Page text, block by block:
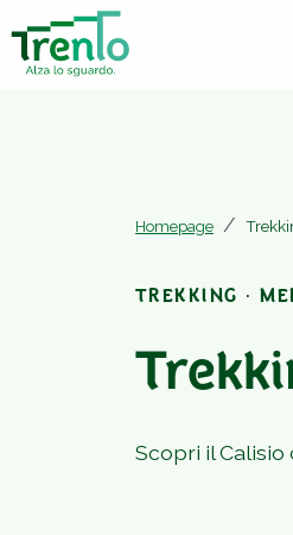
Homepage
TREKKING ·
Scopri il Calisio